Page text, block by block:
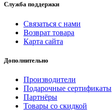
Служба поддержки
Связаться с нами
Возврат товара
Карта сайта
Дополнительно
Производители
Подарочные сертификаты
Партнёры
Товары со скидкой